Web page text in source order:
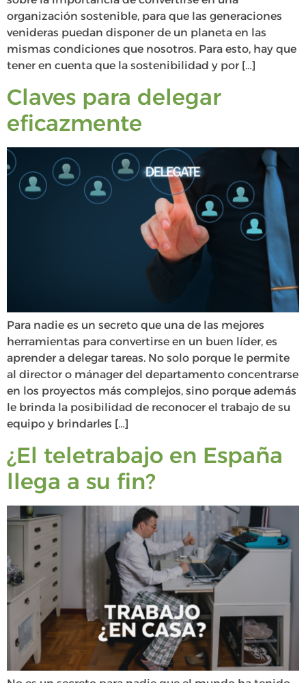
organización sostenible, para que las generaciones
venideras puedan disponer de un planeta en las
mismas condiciones que nosotros. Para esto, hay que
tener en cuenta que la sostenibilidad y por […]
Claves para delegar
eficazmente
Para nadie es un secreto que una de las mejores
herramientas para convertirse en un buen líder, es
aprender a delegar tareas. No solo porque le permite
al director o mánager del departamento concentrarse
en los proyectos más complejos, sino porque además
le brinda la posibilidad de reconocer el trabajo de su
equipo y brindarles […]
¿El teletrabajo en España
llega a su fin?